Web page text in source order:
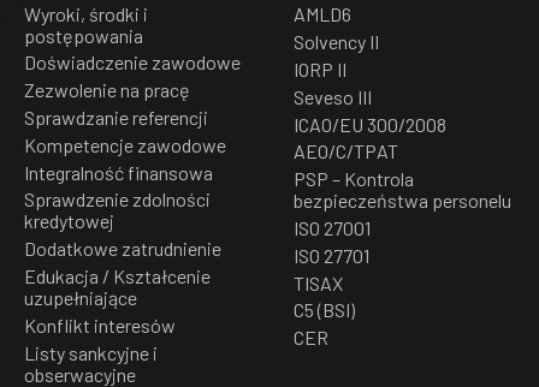
Wyroki, środki i
postępowania
Doświadczenie zawodowe
Zezwolenie na pracę
Sprawdzanie referencji
Kompetencje zawodowe
Integralność finansowa
Sprawdzenie zdolności
kredytowej
Dodatkowe zatrudnienie
Edukacja / Kształcenie
uzupełniające
Konflikt interesów
Listy sankcyjne i
obserwacyjne
AMLD6
Solvency II
IORP II
Seveso III
ICAO/EU 300/2008
AEO/C/TPAT
PSP – Kontrola
bezpieczeństwa personelu
ISO 27001
ISO 27701
TISAX
C5 (BSI)
CER